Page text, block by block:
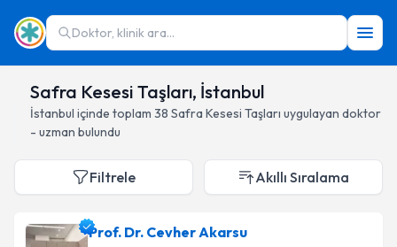
Doktor, klinik ara...
Safra Kesesi Taşları, İstanbul
İstanbul içinde toplam 38 Safra Kesesi Taşları uygulayan doktor
- uzman bulundu
Filtrele Akıllı Sıralama
Prof. Dr. Cevher Akarsu